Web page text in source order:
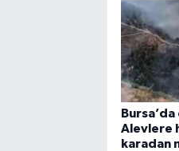
Bursa’da
Alevlere
karadan